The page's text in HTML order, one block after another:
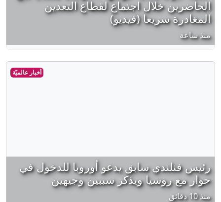
الحاضرين خلال اجتماع لقطاع التعدين
المغادرة سريعا (فيديو)
منذ ساعة
أخبار عالميّة
رئيس فنلندي سابق يدعو أوروبا للدخول في
حوار مع روسيا ويذكر سببين وجيهين
منذ 10 دقائق